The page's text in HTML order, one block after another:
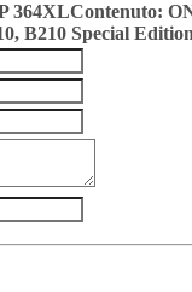
B210 Special